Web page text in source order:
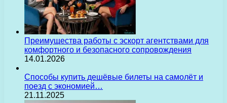
Преимущества работы с эскорт агентствами для
комфортного и безопасного сопровождения
14.01.2026
Способы купить дешёвые билеты на самолёт и
поезд с экономией…
21.11.2025